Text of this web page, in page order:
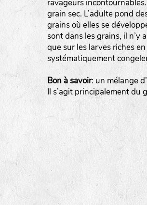
ravageurs
grain sec. L’adulte pond
grains où elles se
sont dans les grains, il n’y
que sur les larves riches
systématiquement
Bon à savoir: un mélange
Il s’agit principalement du
tas de compost
fleurs
animaux
animaux